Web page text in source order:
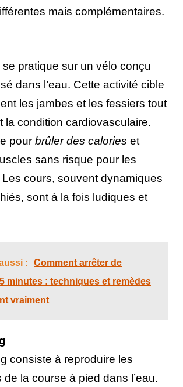
mais complémentaires.
se pratique sur un vélo conçu
dans l’eau. Cette activité cible
les jambes et les fessiers tout
la condition cardiovasculaire.
pour brûler des calories et
sans risque pour les
cours, souvent dynamiques
sont à la fois ludiques et
:
Comment arrêter de
minutes : techniques et remèdes
vraiment
consiste à reproduire les
la course à pied dans l’eau.